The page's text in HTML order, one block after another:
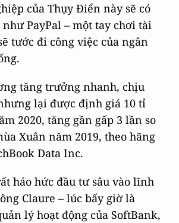
của Thụy Điển này sẽ có
PayPal – một tay chơi tài
tước đi công việc của ngân
tăng trưởng nhanh, chịu
lại được định giá 10 tỉ
2020, tăng gần gấp 3 lần so
Xuân năm 2019, theo hãng
Data Inc.
háo hức đầu tư sâu vào lĩnh
Claure – lúc bấy giờ là
lý hoạt động của SoftBank,